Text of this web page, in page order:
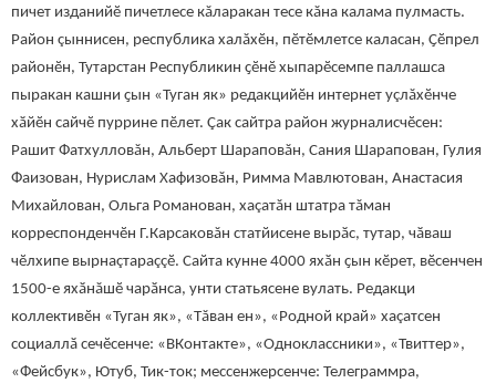
пичет изданийӗ пичетлесе кăларакан тесе кăна калама пулмасть.
Район çыннисен, республика халăхӗн, пӗтӗмлетсе каласан, Ҫӗпрел
районӗн, Тутарстан Республикин ҫӗнӗ хыпарӗсемпе паллашса
пыракан кашни ҫын «Туган як» редакцийӗн интернет уçлăхӗнче
хӑйӗн сайчӗ пуррине пӗлет. Çак сайтра район журналисчӗсен:
Рашит Фатхулловăн, Альберт Шараповăн, Сания Шарапован, Гулия
Фаизован, Нурислам Хафизовăн, Римма Мавлютован, Анастасия
Михайлован, Ольга Романован, хаçатăн штатра тăман
корреспонденчӗн Г.Карсаковăн статйисене вырӑс, тутар, чӑваш
чӗлхипе вырнаçтараççӗ. Сайта кунне 4000 яхӑн ҫын кӗрет, вӗсенчен
1500-е яхӑнăшӗ чарӑнса, унти статьясене вулать. Редакци
коллективӗн «Туган як», «Тăван ен», «Родной край» хаçатсен
социаллӑ сечӗсенче: «ВКонтакте», «Одноклассники», «Твиттер»,
«Фейсбук», Ютуб, Тик-ток; мессенжерсенче: Телеграммра,